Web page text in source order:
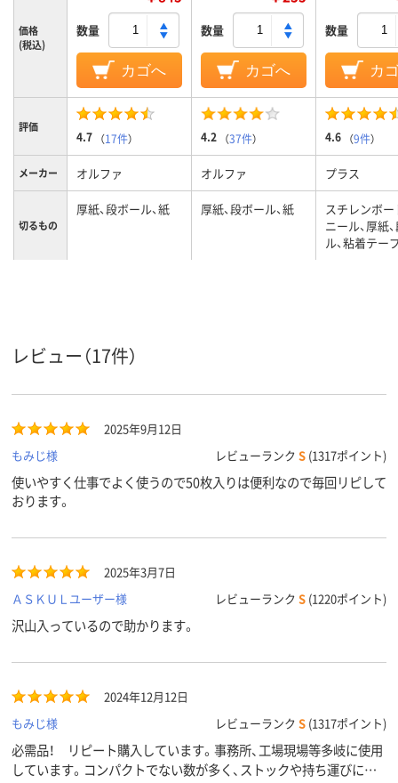
価格
(税込)
数量
カゴへ
数量
カゴへ
数量
カ
評価
4.7 （17件） 4.2 （37件） 4.6 （9件）
メーカー オルファ オルファ プラス
切るもの
厚紙、段ボール、紙 厚紙、段ボール、紙
スチレンボー
ニール、厚紙
ル、粘着テー
レビュー（17件）
2025年9月12日
もみじ様
レビューランク S (1317ポイント)
使いやすく仕事でよく使うので50枚入りは便利なので毎回リピして
おります。
2025年3月7日
ＡＳＫＵＬユーザー様
レビューランク S (1220ポイント)
沢山入っているので助かります。
2024年12月12日
もみじ様
レビューランク S (1317ポイント)
必需品！ リピート購入しています。事務所、工場現場等多岐に使用
しています。コンパクトでない数が多く、ストックや持ち運びにも